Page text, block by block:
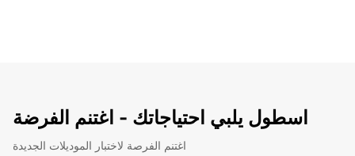
اسطول يلبي احتياجاتك - اغتنم الفرضة
اغتنم الفرصة لاختبار الموديلات الجديدة